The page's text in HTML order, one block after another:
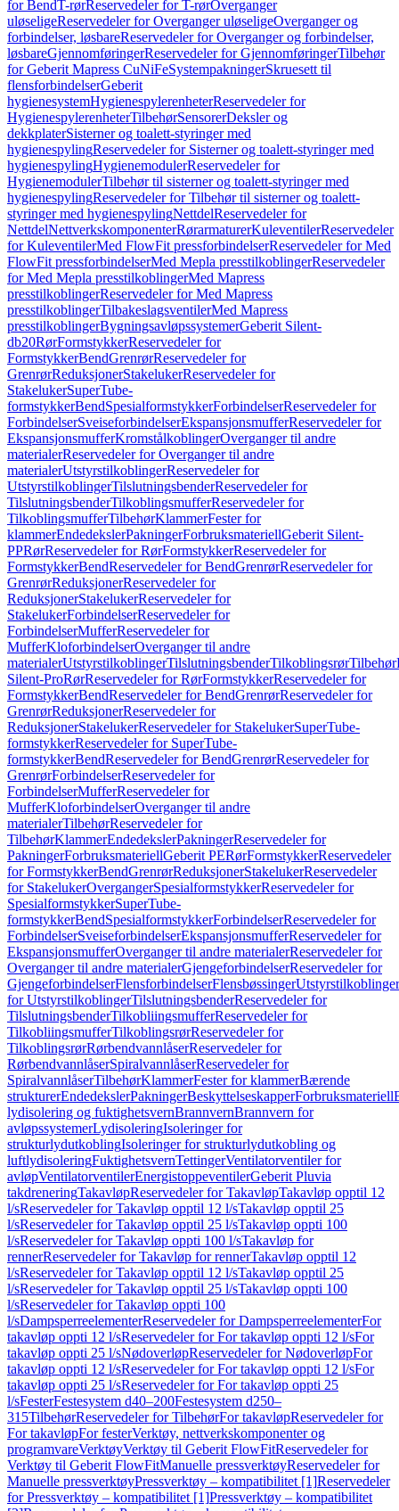
for BendT-rørReservedeler for T-rørOverganger
uløseligeReservedeler for Overganger uløseligeOverganger og
forbindelser, løsbareReservedeler for Overganger og forbindelser,
løsbareGjennomføringerReservedeler for GjennomføringerTilbehør
for Geberit Mapress CuNiFeSystempakningerSkruesett til
flensforbindelserGeberit
hygienesystemHygienespylerenheterReservedeler for
HygienespylerenheterTilbehørSensorerDeksler og
dekkplaterSisterner og toalett-styringer med
hygienespylingReservedeler for Sisterner og toalett-styringer med
hygienespylingHygienemodulerReservedeler for
HygienemodulerTilbehør til sisterner og toalett-styringer med
hygienespylingReservedeler for Tilbehør til sisterner og toalett-
styringer med hygienespylingNettdelReservedeler for
NettdelNettverkskomponenterRørarmaturerKuleventilerReservedeler
for KuleventilerMed FlowFit pressforbindelserReservedeler for Med
FlowFit pressforbindelserMed Mepla presstilkoblingerReservedeler
for Med Mepla presstilkoblingerMed Mapress
presstilkoblingerReservedeler for Med Mapress
presstilkoblingerTilbakeslagsventilerMed Mapress
presstilkoblingerBygningsavløpssystemerGeberit Silent-
db20RørFormstykkerReservedeler for
FormstykkerBendGrenrørReservedeler for
GrenrørReduksjonerStakelukerReservedeler for
StakelukerSuperTube-
formstykkerBendSpesialformstykkerForbindelserReservedeler for
ForbindelserSveiseforbindelserEkspansjonsmufferReservedeler for
EkspansjonsmufferKromstålkoblingerOverganger til andre
materialerReservedeler for Overganger til andre
materialerUtstyrstilkoblingerReservedeler for
UtstyrstilkoblingerTilslutningsbenderReservedeler for
TilslutningsbenderTilkoblingsmufferReservedeler for
TilkoblingsmufferTilbehørKlammerFester for
klammerEndedekslerPakningerForbruksmateriellGeberit Silent-
PPRørReservedeler for RørFormstykkerReservedeler for
FormstykkerBendReservedeler for BendGrenrørReservedeler for
GrenrørReduksjonerReservedeler for
ReduksjonerStakelukerReservedeler for
StakelukerForbindelserReservedeler for
ForbindelserMufferReservedeler for
MufferKloforbindelserOverganger til andre
materialerUtstyrstilkoblingerTilslutningsbenderTilkoblingsrørTilbehør
Silent-ProRørReservedeler for RørFormstykkerReservedeler for
FormstykkerBendReservedeler for BendGrenrørReservedeler for
GrenrørReduksjonerReservedeler for
ReduksjonerStakelukerReservedeler for StakelukerSuperTube-
formstykkerReservedeler for SuperTube-
formstykkerBendReservedeler for BendGrenrørReservedeler for
GrenrørForbindelserReservedeler for
ForbindelserMufferReservedeler for
MufferKloforbindelserOverganger til andre
materialerTilbehørReservedeler for
TilbehørKlammerEndedekslerPakningerReservedeler for
PakningerForbruksmateriellGeberit PERørFormstykkerReservedeler
for FormstykkerBendGrenrørReduksjonerStakelukerReservedeler
for StakelukerOvergangerSpesialformstykkerReservedeler for
SpesialformstykkerSuperTube-
formstykkerBendSpesialformstykkerForbindelserReservedeler for
ForbindelserSveiseforbindelserEkspansjonsmufferReservedeler for
EkspansjonsmufferOverganger til andre materialerReservedeler for
Overganger til andre materialerGjengeforbindelserReservedeler for
GjengeforbindelserFlensforbindelserFlensbøssingerUtstyrstilkoblinger
for UtstyrstilkoblingerTilslutningsbenderReservedeler for
TilslutningsbenderTilkobliingsmufferReservedeler for
TilkobliingsmufferTilkoblingsrørReservedeler for
TilkoblingsrørRørbendvannlåserReservedeler for
RørbendvannlåserSpiralvannlåserReservedeler for
SpiralvannlåserTilbehørKlammerFester for klammerBærende
strukturerEndedekslerPakningerBeskyttelseskapperForbruksmateriell
lydisolering og fuktighetsvernBrannvernBrannvern for
avløpssystemerLydisoleringIsoleringer for
strukturlydutkoblingIsoleringer for strukturlydutkobling og
luftlydisoleringFuktighetsvernTettingerVentilatorventiler for
avløpVentilatorventilerEnergistoppeventilerGeberit Pluvia
takdreneringTakavløpReservedeler for TakavløpTakavløp opptil 12
l/sReservedeler for Takavløp opptil 12 l/sTakavløp opptil 25
l/sReservedeler for Takavløp opptil 25 l/sTakavløp oppti 100
l/sReservedeler for Takavløp oppti 100 l/sTakavløp for
rennerReservedeler for Takavløp for rennerTakavløp opptil 12
l/sReservedeler for Takavløp opptil 12 l/sTakavløp opptil 25
l/sReservedeler for Takavløp opptil 25 l/sTakavløp oppti 100
l/sReservedeler for Takavløp oppti 100
l/sDampsperreelementerReservedeler for DampsperreelementerFor
takavløp oppti 12 l/sReservedeler for For takavløp oppti 12 l/sFor
takavløp oppti 25 l/sNødoverløpReservedeler for NødoverløpFor
takavløp oppti 12 l/sReservedeler for For takavløp oppti 12 l/sFor
takavløp oppti 25 l/sReservedeler for For takavløp oppti 25
l/sFesterFestesystem d40–200Festesystem d250–
315TilbehørReservedeler for TilbehørFor takavløpReservedeler for
For takavløpFor festerVerktøy, nettverkskomponenter og
programvareVerktøyVerktøy til Geberit FlowFitReservedeler for
Verktøy til Geberit FlowFitManuelle pressverktøyReservedeler for
Manuelle pressverktøyPressverktøy – kompatibilitet [1]Reservedeler
for Pressverktøy – kompatibilitet [1]Pressverktøy – kompatibilitet